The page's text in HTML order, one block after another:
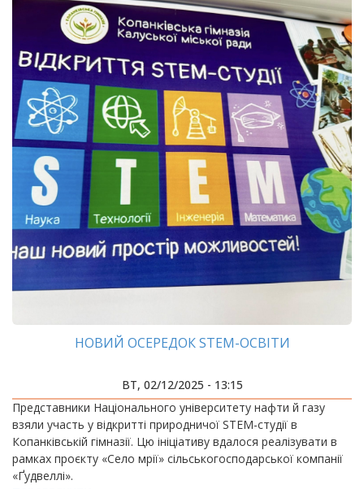
НОВИЙ ОСЕРЕДОК STEM-ОСВІТИ
ВТ, 02/12/2025 - 13:15
Представники Національного університету нафти й газу
взяли участь у відкритті природничої STEM-студії в
Копанківській гімназії. Цю ініціативу вдалося реалізувати в
рамках проєкту «Село мрії» сільськогосподарської компанії
«Ґудвеллі».